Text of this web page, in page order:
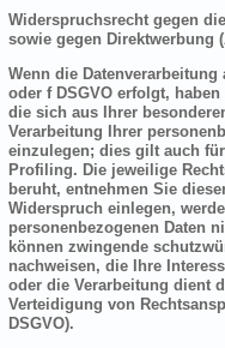
Widerspruchsrecht gegen
sowie gegen Direktwerbung
Wenn die
oder f DSGVO erfolgt,
die sich aus Ihrer
Verarbeitung Ihrer
einzulegen; dies gilt auch
Profiling. Die jeweilige
beruht, entnehmen Sie
Widerspruch einlegen,
personenbezogenen Daten
können zwingende
nachweisen, die Ihre
oder die Verarbeitung dient
Verteidigung von
DSGVO).